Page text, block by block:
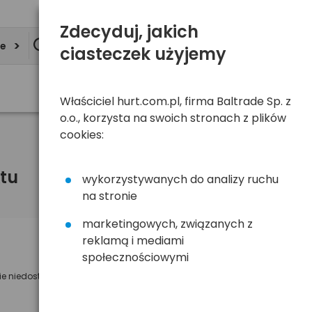
niedostępny
Powiadom mnie o dostępności
Zdecyduj, jakich
ciasteczek użyjemy
Właściciel hurt.com.pl, firma Baltrade Sp. z
o.o., korzysta na swoich stronach z plików
cookies:
wykorzystywanych do analizy ruchu
na stronie
marketingowych, związanych z
reklamą i mediami
społecznościowymi